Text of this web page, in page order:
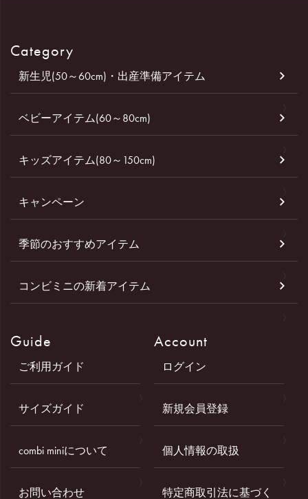
Category
新生児(50～60cm)・出産準備アイテム
ベビーアイテム(60～80cm)
キッズアイテム(80～150cm)
キャンペーン
季節のおすすめアイテム
コンビミニの新着アイテム
Guide
ご利用ガイド
サイズガイド
combi miniについて
お問い合わせ
Account
ログイン
新規会員登録
個人情報の取扱
特定商取引法に基づく